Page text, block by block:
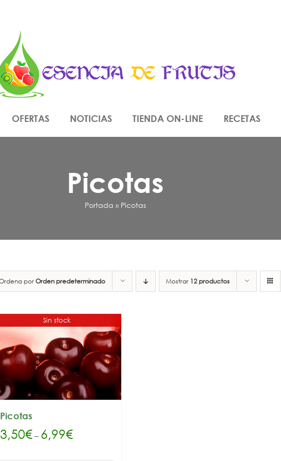
OFERTAS NOTICIAS TIENDA ON-LINE RECETAS
Picotas
Portada » Picotas
porOrden predeterminado Mostrar 12 productos
Sin stock
Picotas
3,50€– 6,99€